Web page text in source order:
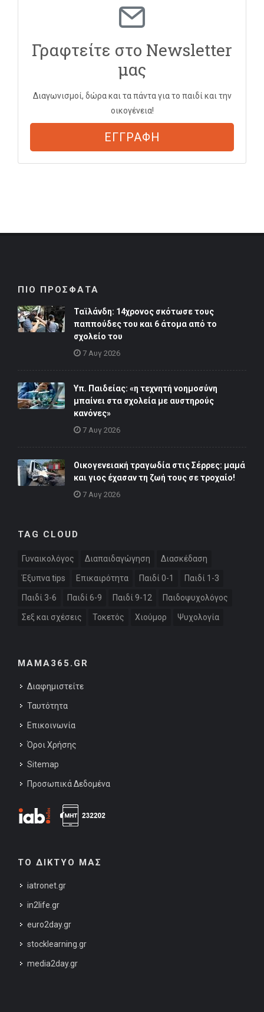
Γραφτείτε στο Newsletter
μας
Διαγωνισμοί, δώρα και τα πάντα για το παιδί και την
οικογένεια!
ΕΓΓΡΑΦΗ
ΠΙΟ ΠΡΟΣΦΑΤΑ
Ταϊλάνδη: 14χρονος σκότωσε τους
παππούδες του και 6 άτομα από το
σχολείο του
7 Αυγ 2026
Υπ. Παιδείας: «η τεχνητή νοημοσύνη
μπαίνει στα σχολεία με αυστηρούς
κανόνες»
7 Αυγ 2026
Οικογενειακή τραγωδία στις Σέρρες: μαμά
και γιος έχασαν τη ζωή τους σε τροχαίο!
7 Αυγ 2026
TAG CLOUD
Γυναικολόγος Διαπαιδαγώγηση Διασκέδαση
Έξυπνα tips Επικαιρότητα Παιδί 0-1 Παιδί 1-3
Παιδί 3-6 Παιδί 6-9 Παιδί 9-12 Παιδοψυχολόγος
Σεξ και σχέσεις Τοκετός Χιούμορ Ψυχολογία
MAMA365.GR
Διαφημιστείτε
Ταυτότητα
Επικοινωνία
Όροι Χρήσης
Sitemap
Προσωπικά Δεδομένα
ΤΟ ΔΙΚΤΥΟ ΜΑΣ
iatronet.gr
in2life.gr
euro2day.gr
stocklearning.gr
media2day.gr